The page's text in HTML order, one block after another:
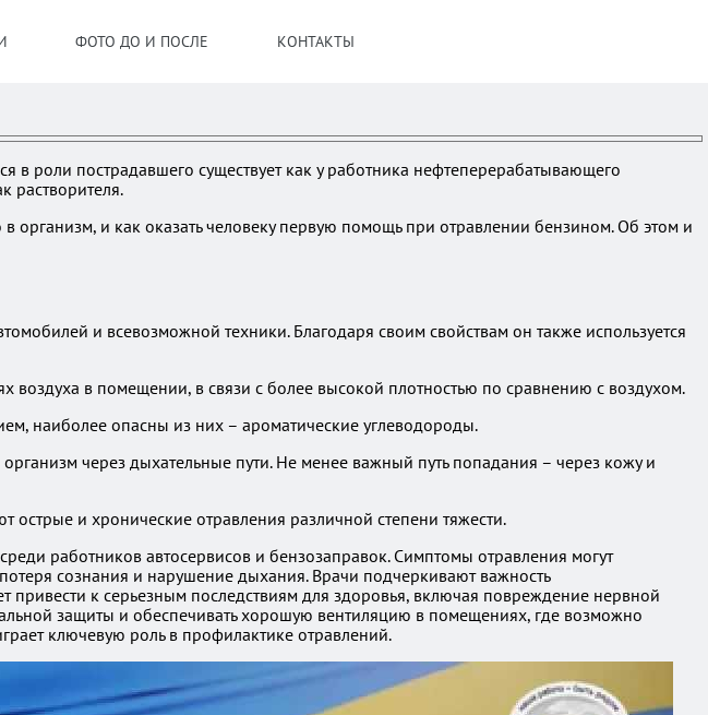
ФОТО ДО И ПОСЛЕ КОНТАКТЫ
в роли пострадавшего существует как у работника нефтеперерабатывающего
растворителя.
организм, и как оказать человеку первую помощь при отравлении бензином. Об этом и
и всевозможной техники. Благодаря своим свойствам он также используется
воздуха в помещении, в связи с более высокой плотностью по сравнению с воздухом.
наиболее опасны из них – ароматические углеводороды.
через дыхательные пути. Не менее важный путь попадания – через кожу и
острые и хронические отравления различной степени тяжести.
работников автосервисов и бензозаправок. Симптомы отравления могут
сознания и нарушение дыхания. Врачи подчеркивают важность
к серьезным последствиям для здоровья, включая повреждение нервной
защиты и обеспечивать хорошую вентиляцию в помещениях, где возможно
ключевую роль в профилактике отравлений.